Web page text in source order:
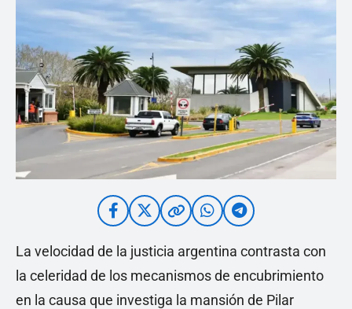
La velocidad de la justicia argentina contrasta con
la celeridad de los mecanismos de encubrimiento
en la causa que investiga la mansión de Pilar